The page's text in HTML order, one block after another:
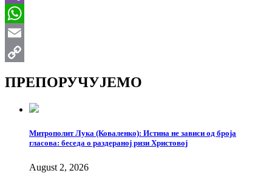
Viber
WhatsApp
Email
ПРЕПОРУЧУЈЕМО
Митрополит Лука (Коваленко): Истина не зависи од броја
гласова: беседа о раздераној ризи Христовој
August 2, 2026